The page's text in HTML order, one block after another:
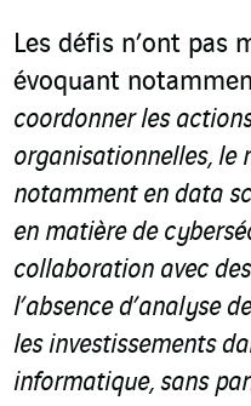
Les défis n’ont pas
évoquant
coordonner les
organisationnelles, le
notamment en data
en matière de
collaboration avec
l’absence d’analyse
les investissements
informatique, sans